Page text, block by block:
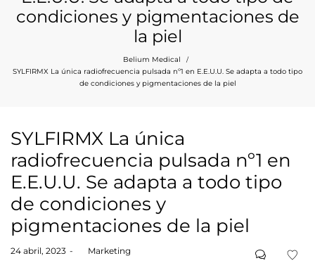
condiciones y pigmentaciones de
la piel
Belium Medical /
SYLFIRMX La única radiofrecuencia pulsada nº1 en E.E.U.U. Se adapta a todo tipo
de condiciones y pigmentaciones de la piel
SYLFIRMX La única
radiofrecuencia pulsada nº1 en
E.E.U.U. Se adapta a todo tipo
de condiciones y
pigmentaciones de la piel
Posted
24 abril, 2023 Marketing